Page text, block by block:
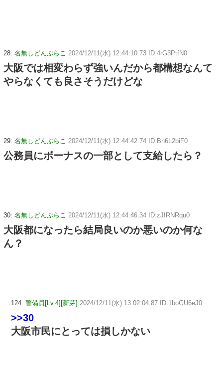
28: 名無しどんぶらこ 2024/12/11(水) 12:44:10.73 ID:4rG3PtfN0
大阪では相変わらず強いんだから都構想なんて
やらなくても良さそうだけどな
29: 名無しどんぶらこ 2024/12/11(水) 12:44:42.74 ID:Bh6L2biF0
公務員にボーナスの一部として支給したら？
30: 名無しどんぶらこ 2024/12/11(水) 12:44:46.34 ID:zJIRNRqu0
大阪都になったら結局良いのか悪いのか何な
ん？
124: 警備員[Lv.4][新芽] 2024/12/11(水) 13:02:04.87 ID:1boGU6eJ0
>>30
大阪市民にとっては損しかない